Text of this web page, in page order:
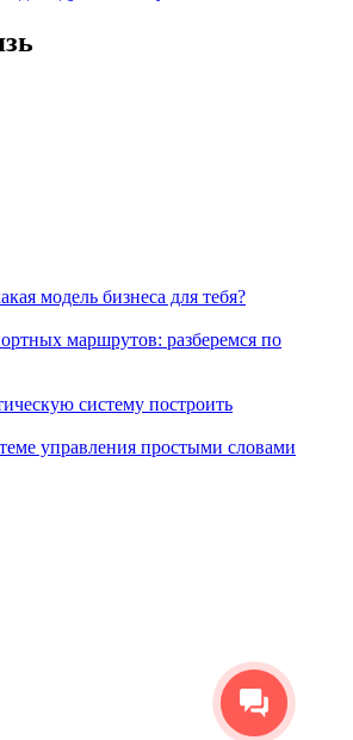
модель бизнеса для тебя?
маршрутов: разберемся по
систему построить
управления простыми словами